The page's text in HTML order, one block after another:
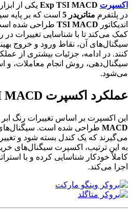
اکسپرت Exp TSI MACD یکی از
در پلتفرم متاتریدر 5
است که بر پایه
اندیکاتور TSI MACD طراحی شده است.
کمک می‌کند تا با شناسایی تغییرات در
سیگنال‌های آن، نقاط ورود و خروج
کنند. در ادامه، جزئیات بیشتری از
سیگنال‌دهی، روش انجام معاملات، و
می‌شود.
عملکرد اکسپرت Exp TSI MACD
این اکسپرت بر اساس تغییرات رنگ ابر
MACD طراحی شده است. سیگنال‌های
می‌گیرند که یک کندل بسته شود و
به این ترتیب، اکسپرت سیگنال‌های
کاملاً خودکار شناسایی کرده و با
اجرا می‌کند.